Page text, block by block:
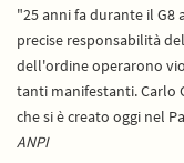
"25 anni fa durante il G8
precise responsabilità
dell'ordine operarono
tanti manifestanti. Carlo
che si è creato oggi nel
ANPI